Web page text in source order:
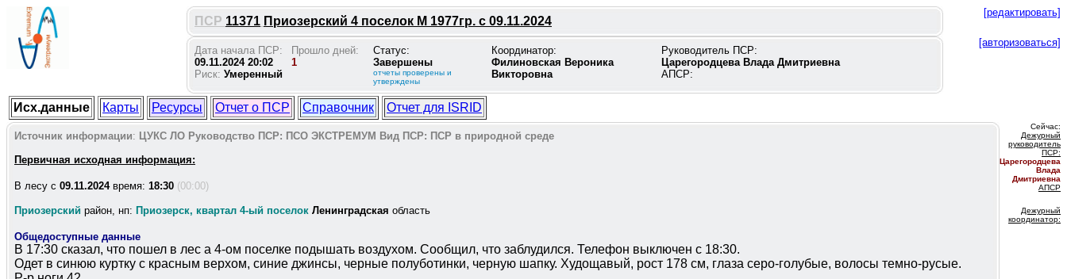
ПСР 11371 Приозерский 4 поселок М 1977гр. с 09.11.2024
[редактировать]
Дата начала ПСР:
09.11.2024 20:02
Риск: Умеренный
Прошло дней:
1
Статус:
Завершены
отчеты проверены и
утверждены
Координатор:
Филиновская Вероника
Викторовна
Руководитель ПСР:
Царегородцева Влада Дмитриевна
АПСР:
[авторизоваться]
Исх.данные Карты Ресурсы Отчет о ПСР Справочник Отчет для ISRID
Источник информации: ЦУКС ЛО Руководство ПСР: ПСО ЭКСТРЕМУМ Вид ПСР: ПСР в природной среде
Первичная исходная информация:
В лесу c 09.11.2024время: 18:30 (00:00)
Приозерский район, нп: Приозерск, квартал 4-ый поселок Ленинградская область
Общедоступные данные
В 17:30 сказал, что пошел в лес а 4-ом поселке подышать воздухом. Сообщил, что заблудился. Телефон выключен с 18:30.
Одет в синюю куртку с красным верхом, синие джинсы, черные полуботинки, черную шапку. Худощавый, рост 178 см, глаза серо-голубые, волосы темно-русые.
Сейчас:
Дежурный
руководитель
ПСР:
Царегородцева
Влада
Дмитриевна
АПСР
Дежурный
координатор: